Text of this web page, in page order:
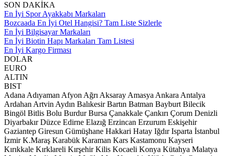
SON DAKİKA
En İyi Spor Ayakkabı Markaları
Bozcaada En İyi Otel Hangisi? Tam Liste Sizlerle
En İyi Bilgisayar Markaları
En İyi Biotin Hapı Markaları Tam Listesi
En İyi Kargo Firması
DOLAR
EURO
ALTIN
BIST
Adana Adıyaman Afyon Ağrı Aksaray Amasya Ankara Antalya
Ardahan Artvin Aydın Balıkesir Bartın Batman Bayburt Bilecik
Bingöl Bitlis Bolu Burdur Bursa Çanakkale Çankırı Çorum Denizli
Diyarbakır Düzce Edirne Elazığ Erzincan Erzurum Eskişehir
Gaziantep Giresun Gümüşhane Hakkari Hatay Iğdır Isparta İstanbul
İzmir K.Maraş Karabük Karaman Kars Kastamonu Kayseri
Kırıkkale Kırklareli Kırşehir Kilis Kocaeli Konya Kütahya Malatya